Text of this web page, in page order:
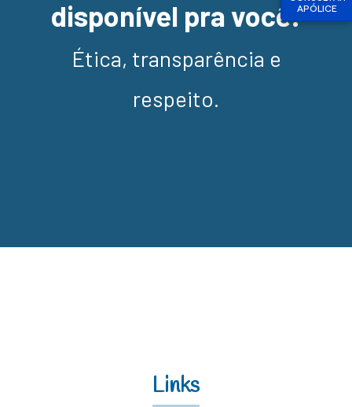
APÓLICE
disponível pra você!
Ética, transparência e
respeito.
Links